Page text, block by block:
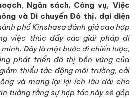
, Ngân sách, Công vụ, Việc
và Di chuyển Đô thị, đại diện
phố Kinshasa đánh giá cao hợp
việc thúc đẩy các giải pháp di
Đây là một bước đi chiến lược,
phát triển đô thị bền vững của
thiểu tác động môi trường, cải
và mang lại lợi ích lâu dài cho
tưởng rằng sự hợp tác này sẽ góp